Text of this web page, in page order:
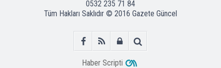
0532 235 71 84
Tüm Hakları Saklıdır © 2016 Gazete Güncel
Haber Scripti